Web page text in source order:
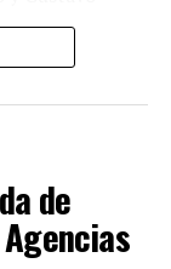
“Es
red
pagos
menor del
forman
constituyen
de